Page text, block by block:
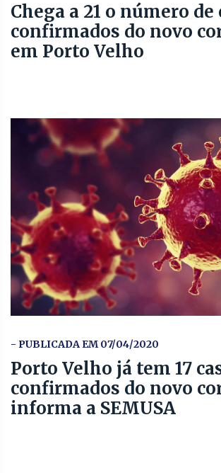
Chega a 21 o número de
confirmados do novo
em Porto Velho
- PUBLICADA EM 07/04/2020
Porto Velho já tem 17
confirmados do novo
informa a SEMUSA